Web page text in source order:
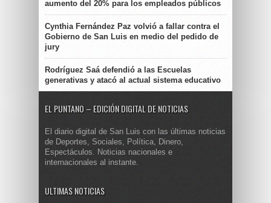
aumento del 20% para los empleados públicos
Cynthia Fernández Paz volvió a fallar contra el
Gobierno de San Luis en medio del pedido de
jury
Rodríguez Saá defendió a las Escuelas
generativas y atacó al actual sistema educativo
EL PUNTANO – EDICIÓN DIGITAL DE NOTICIAS
El diario digital de San Luis con las últimas noticias
de Deportes, Sociales, Política, Dinero,
Espectáculos. Noticias nacionales e
internacionales al instante.
ULTIMAS NOTICIAS